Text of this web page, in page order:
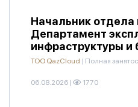
Начальник отдела
Департамент
инфраструктуры и
ТОО QazCloud | Полная
06.08.2026 | 1770